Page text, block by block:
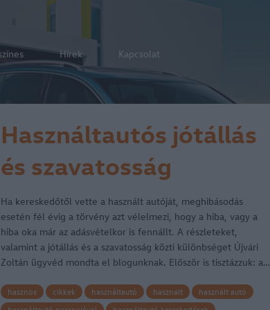
Hírek Kapcsolat
Használtautós jótállás
és szavatosság
Ha kereskedőtől vette a használt autóját, meghibásodás
esetén fél évig a törvény azt vélelmezi, hogy a hiba, vagy a
hiba oka már az adásvételkor is fennállt. A részleteket,
valamint a jótállás és a szavatosság közti különbséget Újvári
Zoltán ügyvéd mondta el blogunknak. Először is tisztázzuk: a…
hasznos cikkek használtautó hasznalt
használt autó